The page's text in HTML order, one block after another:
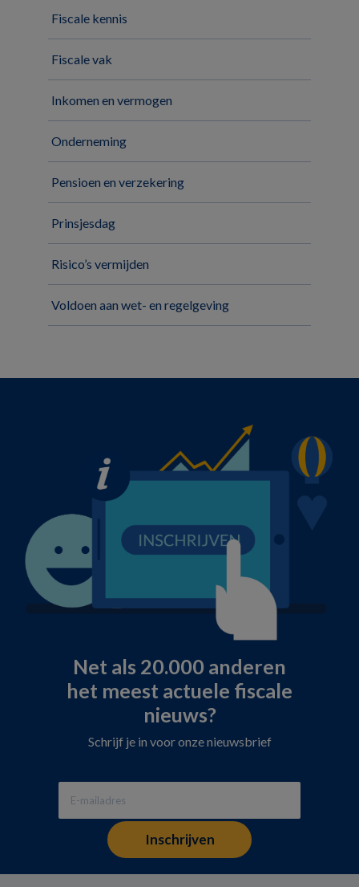
Fiscale kennis
Fiscale vak
Inkomen en vermogen
Onderneming
Pensioen en verzekering
Prinsjesdag
Risico’s vermijden
Voldoen aan wet- en regelgeving
Net als 20.000 anderen
het meest actuele fiscale
nieuws?
Schrijf je in voor onze nieuwsbrief